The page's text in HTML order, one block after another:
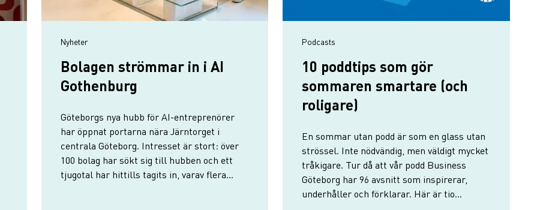
Nyheter
Bolagen strömmar in i AI
Gothenburg
Göteborgs nya hubb för AI-entreprenörer
har öppnat portarna nära Järntorget i
centrala Göteborg. Intresset är stort: över
100 bolag har sökt sig till hubben och ett
tjugotal har hittills tagits in, varav flera
Podcasts
10 poddtips som gör
sommaren smartare (och
roligare)
En sommar utan podd är som en glass utan
strössel. Inte nödvändig, men väldigt mycket
tråkigare. Tur då att vår podd Business
Göteborg har 96 avsnitt som inspirerar,
underhåller och förklarar. Här är tio